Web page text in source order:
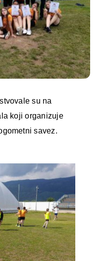
su na
koji organizuje
savez.